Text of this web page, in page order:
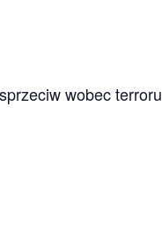
wobec terroru